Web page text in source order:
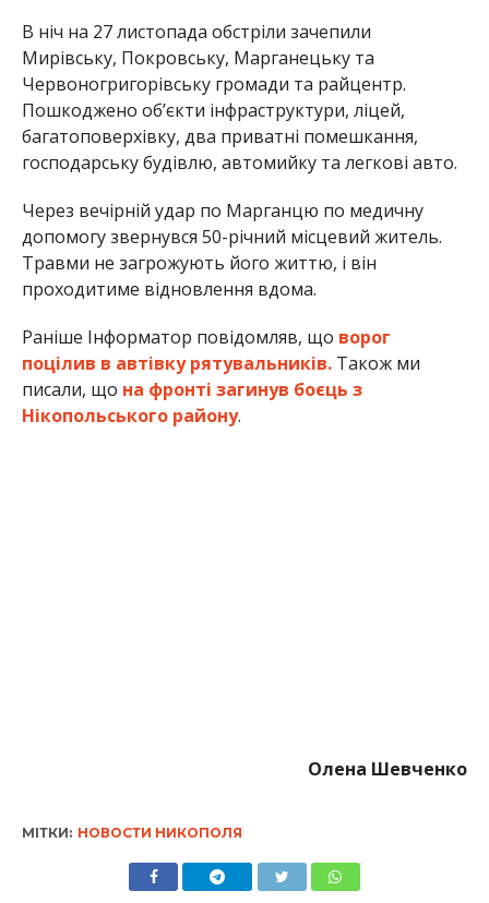
В ніч на 27 листопада обстріли зачепили
Мирівську, Покровську, Марганецьку та
Червоногригорівську громади та райцентр.
Пошкоджено об’єкти інфраструктури, ліцей,
багатоповерхівку, два приватні помешкання,
господарську будівлю, автомийку та легкові авто.
Через вечірній удар по Марганцю по медичну
допомогу звернувся 50-річний місцевий житель.
Травми не загрожують його життю, і він
проходитиме відновлення вдома.
Раніше Інформатор повідомляв, що ворог
поцілив в автівку рятувальників.Також ми
писали, що на фронті загинув боєць з
Нікопольського району.
Олена Шевченко
МІТКИ: НОВОСТИ НИКОПОЛЯ